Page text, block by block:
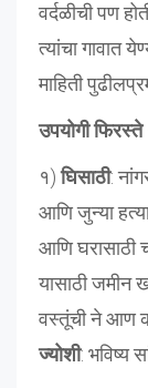
वर्दळीची पण
त्यांचा गावात
माहिती
उपयोगी फिरस्ते
१)घिसाठी:
आणि जुन्या
आणि घरासाठी
यासाठी जमीन
वस्तूंची ने आण
ज्योशी: भविष्य